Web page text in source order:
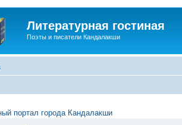
Литературная гостиная
Поэты и писатели Кандалакши
портал города Кандалакши